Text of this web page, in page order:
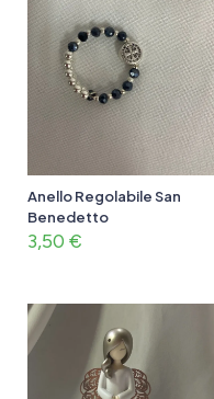
Anello Regolabile San
Benedetto
3,50 €